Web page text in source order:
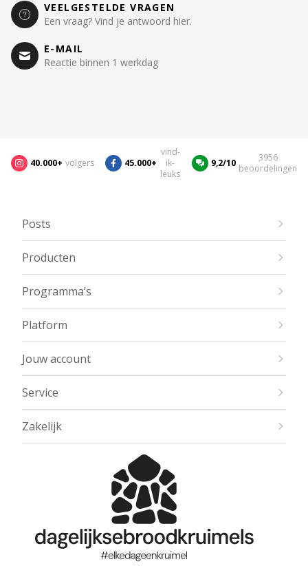
VEELGESTELDE VRAGEN
Een vraag? Vind je antwoord hier.
E-MAIL
Reactie binnen 1 werkdag
40.000+ volgers 45.000+
vind-
ik-
leuks
9,2/10
3956
beoordelingen
Posts
Producten
Programma’s
Platform
Jouw account
Service
Zakelijk